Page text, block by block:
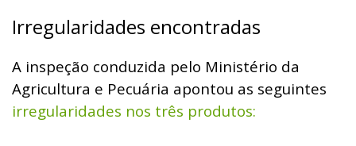
Irregularidades encontradas
A inspeção conduzida pelo Ministério da
Agricultura e Pecuária apontou as seguintes
irregularidades nos três produtos: